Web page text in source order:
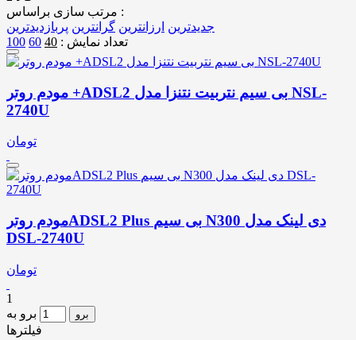
مرتب سازی براساس :
جدیدترین ارزانترین گرانترین پربازدیدترین
تعداد نمایش : 40
60
100
مودم روتر +ADSL2 بی سیم نتربیت نتنزا مدل NSL-
2740U
تومان
مودم روترADSL2 Plus بی سیم N300 دی لینک مدل
DSL-2740U
تومان
1
برو به
برو
فیلترها